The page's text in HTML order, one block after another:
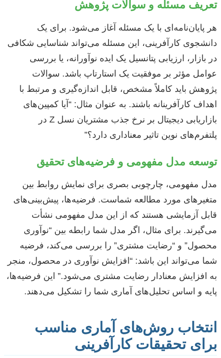
تعریف مسئله و سوالات پژوهش
هر پایان‌نامه‌ای با یک مسئله آغاز می‌شود. برای یک
دانشجوی کارآفرینی، این مسئله می‌تواند شناسایی شکافی
در بازار، ارزیابی پتانسیل یک ایده نوآورانه، یا بررسی
عوامل مؤثر بر موفقیت یک استارتاپ باشد. سوالات
پژوهش باید کاملاً مشخص، قابل اندازه‌گیری و مرتبط با
اهداف کارآفرینانه باشند. به عنوان مثال: “آیا کمپین‌های
بازاریابی دیجیتال بر نرخ جذب مشتریان نسل Z در
پلتفرم‌های نوین تاثیر معناداری دارد؟”
توسعه مدل مفهومی و فرضیه‌های تحقیق
مدل مفهومی، چارچوبی بصری برای نمایش روابط بین
متغیرهای مورد مطالعه شماست. فرضیه‌ها، پیش‌بینی‌های
قابل آزمایشی هستند که از این مدل مفهومی نشأت
می‌گیرند. برای مثال، اگر مدل شما رابطه بین “نوآوری
محصول” و “رضایت مشتری” را بررسی می‌کند، فرضیه
شما می‌تواند این باشد: “افزایش نوآوری در محصول، منجر
به افزایش معنادار رضایت مشتری می‌شود.” این فرضیه‌ها،
پایه و اساس تحلیل‌های آماری شما را تشکیل می‌دهند.
انتخاب روش‌های آماری مناسب
برای تحقیقات کارآفرینی